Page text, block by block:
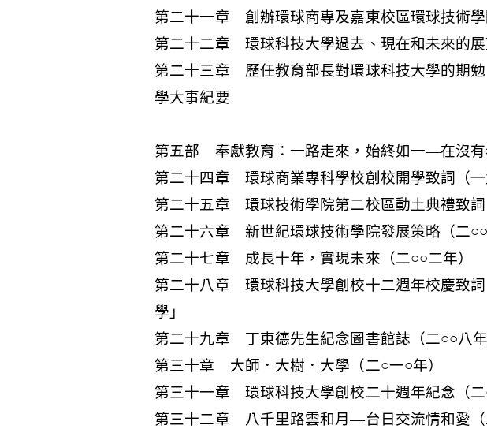
第二十一章 創辦環球商專及嘉東校區環球技術
第二十二章 環球科技大學過去、現在和未來的
第二十三章 歷任教育部長對環球科技大學的期
學大事紀要
第五部 奉獻教育：一路走來，始終如一—在沒有
第二十四章 環球商業專科學校創校開學致詞（一
第二十五章 環球技術學院第二校區動土典禮致詞
第二十六章 新世紀環球技術學院發展策略（二○○
第二十七章 成長十年，實現未來（二○○二年）
第二十八章 環球科技大學創校十二週年校慶致
學」
第二十九章 丁東德先生紀念圖書館誌（二○○八年
第三十章 大師．大樹．大學（二○一○年）
第三十一章 環球科技大學創校二十週年紀念（
第三十二章 八千里路雲和月—台日交流情和愛（